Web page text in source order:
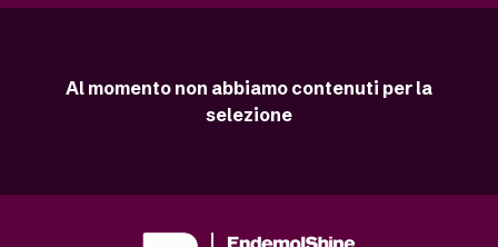
Al momento non abbiamo contenuti per la
selezione